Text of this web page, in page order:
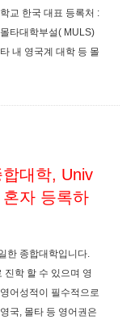
교 한국 대표 등록처 :
타대학부설( MULS)
내 영국계 대학 등 몰
대학, Univ
자 등록하
한 종합대학입니다.
진학 할 수 있으며 영
어성적이 필수적으로
국, 몰타 등 영어권은